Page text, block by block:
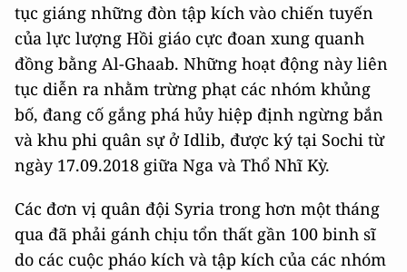
tục giáng những đòn tập kích vào chiến tuyến
của lực lượng Hồi giáo cực đoan xung quanh
đồng bằng Al-Ghaab. Những hoạt động này liên
tục diễn ra nhằm trừng phạt các nhóm khủng
bố, đang cố gắng phá hủy hiệp định ngừng bắn
và khu phi quân sự ở Idlib, được ký tại Sochi từ
ngày 17.09.2018 giữa Nga và Thổ Nhĩ Kỳ.
Các đơn vị quân đội Syria trong hơn một tháng
qua đã phải gánh chịu tổn thất gần 100 binh sĩ
do các cuộc pháo kích và tập kích của các nhóm